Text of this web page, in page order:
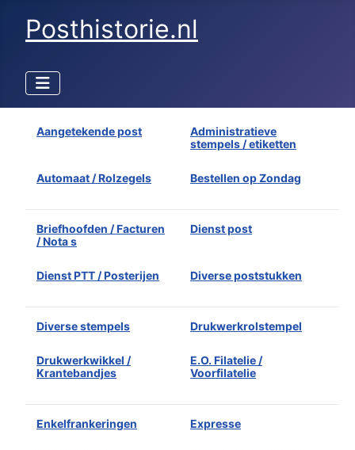
Posthistorie.nl
Aangetekende post
Administratieve
stempels / etiketten
Automaat / Rolzegels Bestellen op Zondag
Briefhoofden / Facturen
/ Nota s
Dienst post
Dienst PTT / Posterijen Diverse poststukken
Diverse stempels Drukwerkrolstempel
Drukwerkwikkel /
Krantebandjes
E.O. Filatelie /
Voorfilatelie
Enkelfrankeringen Expresse